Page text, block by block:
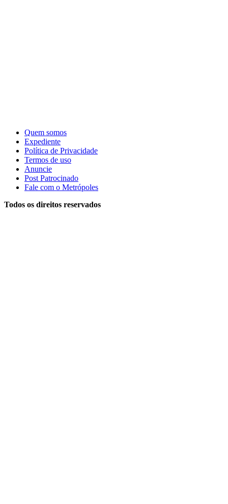
Quem somos
Expediente
Política de Privacidade
Termos de uso
Anuncie
Post Patrocinado
Fale com o Metrópoles
Todos os direitos reservados